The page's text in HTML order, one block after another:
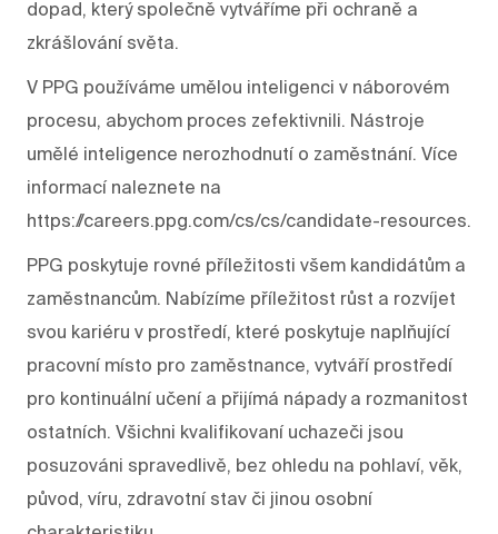
dopad, který společně vytváříme při ochraně a
zkrášlování světa.
V PPG používáme umělou inteligenci v náborovém
procesu, abychom proces zefektivnili. Nástroje
umělé inteligence nerozhodnutí o zaměstnání. Více
informací naleznete na
https://careers.ppg.com/cs/cs/candidate-resources.
PPG poskytuje rovné příležitosti všem kandidátům a
zaměstnancům. Nabízíme příležitost růst a rozvíjet
svou kariéru v prostředí, které poskytuje naplňující
pracovní místo pro zaměstnance, vytváří prostředí
pro kontinuální učení a přijímá nápady a rozmanitost
ostatních. Všichni kvalifikovaní uchazeči jsou
posuzováni spravedlivě, bez ohledu na pohlaví, věk,
původ, víru, zdravotní stav či jinou osobní